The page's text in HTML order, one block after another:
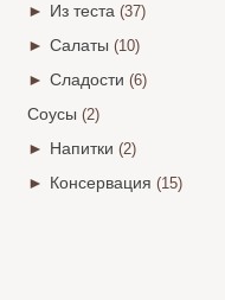
► Из теста (37)
► Салаты (10)
► Сладости (6)
Соусы (2)
► Напитки (2)
► Консервация (15)